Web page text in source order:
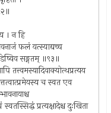
। न हि
फलं यत्स्याद्यच्च
सङ्गतम् ॥९३॥
तत्त्वमस्यादिवाक्योत्थप्रत्यय
च स्वत एव
प्रत्यक्षादेश्च दुःखिता